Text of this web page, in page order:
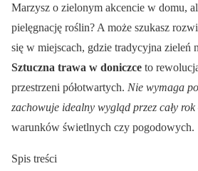
Marzysz o zielonym akcencie w domu,
pielęgnację roślin? A może szukasz
się w miejscach, gdzie tradycyjna zieleń
Sztuczna trawa w doniczce to
przestrzeni półotwartych. Nie wymaga
zachowuje idealny wygląd przez cały rok
warunków świetlnych czy pogodowych.
Spis treści